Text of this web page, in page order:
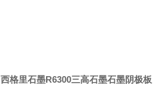
西格里石墨R6300三高石墨石墨阴极板